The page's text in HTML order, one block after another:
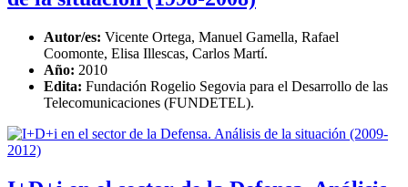
Autor/es: Vicente Ortega, Manuel Gamella, Rafael
Coomonte, Elisa Illescas, Carlos Martí.
Año: 2010
Edita: Fundación Rogelio Segovia para el Desarrollo de las
Telecomunicaciones (FUNDETEL).